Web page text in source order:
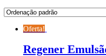
Oferta!
Regener